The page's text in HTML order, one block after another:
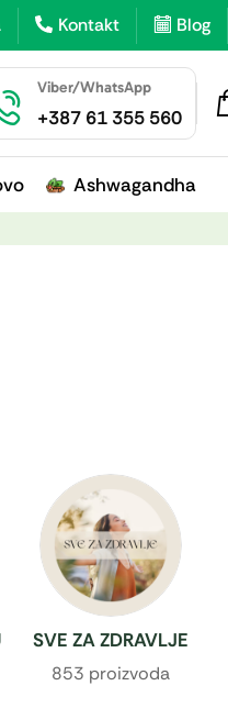
Kontakt Blog
Viber/WhatsApp
+387 61 355 560
Ashwagandha
SVE ZA ZDRAVLJE
853 proizvoda